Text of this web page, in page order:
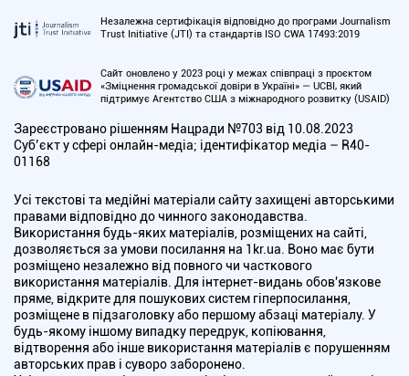
Незалежна сертифікація відповідно до програми Journalism
Trust Initiative (JTI) та стандартів ISO CWA 17493:2019
Сайт оновлено у 2023 році у межах співпраці з проєктом
«Зміцнення громадської довіри в Україні» — UCBI, який
підтримує Агентство США з міжнародного розвитку (USAID)
Зареєстровано рішенням Нацради №703 від 10.08.2023
Cуб’єкт у сфері онлайн-медіа; ідентифікатор медіа – R40-
01168
Усі текстові та медійні матеріали сайту захищені авторськими
правами відповідно до чинного законодавства.
Використання будь-яких матеріалів, розміщених на сайті,
дозволяється за умови посилання на 1kr.ua. Воно має бути
розміщено незалежно від повного чи часткового
використання матеріалів. Для інтернет-видань обов'язкове
пряме, відкрите для пошукових систем гіперпосилання,
розміщене в підзаголовку або першому абзаці матеріалу. У
будь-якому іншому випадку передрук, копіювання,
відтворення або інше використання матеріалів є порушенням
авторських прав і суворо заборонено.